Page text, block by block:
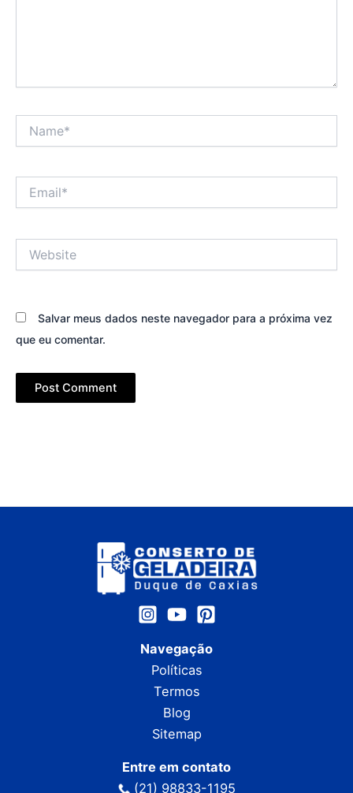
Salvar meus dados neste navegador para a próxima vez
que eu comentar.
Navegação
Políticas
Termos
Blog
Sitemap
Entre em contato
(21) 98833-1195